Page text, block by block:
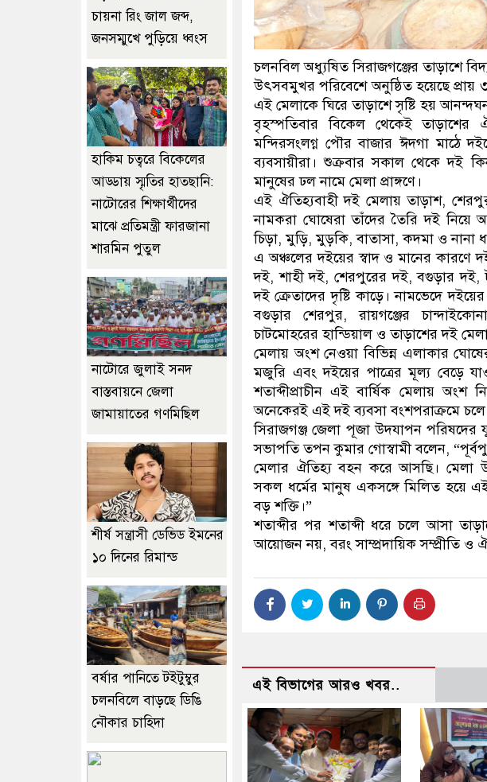
চলনবিল অধ্যুষিত সিরাজগঞ্জের তাড়াশে
উৎসবমুখর পরিবেশে অনুষ্ঠিত হয়েছে প্রায়
এই মেলাকে ঘিরে তাড়াশে সৃষ্টি হয়
বৃহস্পতিবার বিকেল থেকেই তাড়াশের
মন্দিরসংলগ্ন পৌর বাজার ঈদগা মাঠে
ব্যবসায়ীরা। শুক্রবার সকাল থেকে দই
মানুষের ঢল নামে মেলা প্রাঙ্গণে।
এই ঐতিহ্যবাহী দই মেলায় তাড়াশ,
নামকরা ঘোষেরা তাঁদের তৈরি দই নিয়ে
চিড়া, মুড়ি, মুড়কি, বাতাসা, কদমা ও নানা
এ অঞ্চলের দইয়ের স্বাদ ও মানের কারণে
দই, শাহী দই, শেরপুরের দই, বগুড়ার দই,
দই ক্রেতাদের দৃষ্টি কাড়ে। নামভেদে
বগুড়ার শেরপুর, রায়গঞ্জের
চাটমোহরের হান্ডিয়াল ও তাড়াশের দই
মেলায় অংশ নেওয়া বিভিন্ন এলাকার
মজুরি এবং দইয়ের পাত্রের মূল্য বেড়ে
শতাব্দীপ্রাচীন এই বার্ষিক মেলায় অংশ
অনেকেরই এই দই ব্যবসা বংশপরাক্রমে
সিরাজগঞ্জ জেলা পূজা উদযাপন পরিষদের
সভাপতি তপন কুমার গোস্বামী বলেন,
মেলার ঐতিহ্য বহন করে আসছি। মেলা
সকল ধর্মের মানুষ একসঙ্গে মিলিত
বড় শক্তি।”
শতাব্দীর পর শতাব্দী ধরে চলে আসা
আয়োজন নয়, বরং সাম্প্রদায়িক সম্প্রীতি ও
এই বিভাগের আরও খবর..
চায়না রিং জাল জব্দ,
জনসম্মুখে পুড়িয়ে ধ্বংস
হাকিম চত্বরে বিকেলের
আড্ডায় স্মৃতির হাতছানি:
নাটোরের শিক্ষার্থীদের
মাঝে প্রতিমন্ত্রী ফারজানা
শারমিন পুতুল
নাটোরে জুলাই সনদ
বাস্তবায়নে জেলা
জামায়াতের গণমিছিল
শীর্ষ সন্ত্রাসী ডেভিড ইমনের
১০ দিনের রিমান্ড
বর্ষার পানিতে টইটুম্বুর
চলনবিলে বাড়ছে ডিঙি
নৌকার চাহিদা